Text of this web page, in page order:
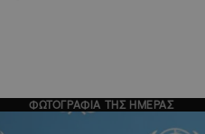
ΦΩΤΟΓΡΑΦΙΑ ΤΗΣ ΗΜΕΡΑΣ